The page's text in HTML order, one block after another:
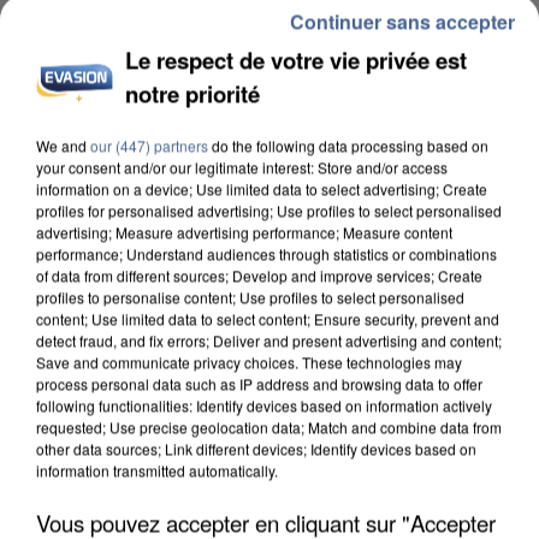
INCENDIES : L’ÎLE-DE-FRANCE LANCE UN ÉLAN
DE SOLIDARITÉ AVEC LES...
Le respect de votre vie privée est
notre priorité
We and our (447) partnersdo the following data processing based on
your consent and/or our legitimate interest: Store and/or access
information on a device; Use limited data to select advertising; Create
profiles for personalised advertising; Use profiles to select personalised
advertising; Measure advertising performance; Measure content
performance; Understand audiences through statistics or combinations
of data from different sources; Develop and improve services; Create
profiles to personalise content; Use profiles to select personalised
content; Use limited data to select content; Ensure security, prevent and
detect fraud, and fix errors; Deliver and present advertising and content;
Save and communicate privacy choices. These technologies may
process personal data such as IP address and browsing data to offer
following functionalities: Identify devices based on information actively
requested; Use precise geolocation data; Match and combine data from
other data sources; Link different devices; Identify devices based on
information transmitted automatically.
Vous pouvez accepter en cliquant sur "Accepter
Continuer sans accepter